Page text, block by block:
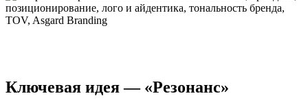
Ключевая идея — «Резонанс»